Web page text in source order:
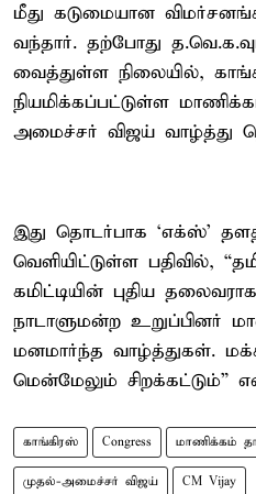
மீது கடுமையான
வந்தார். தற்போது
வைத்துள்ள நிலையில்,
நியமிக்கப்பட்டுள்ள
அமைச்சர் விஜய் வாழ்த்து
இது தொடர்பாக ‘எக்ஸ்’
வெளியிட்டுள்ள பதிவில்,
கமிட்டியின் புதிய
நாடாளுமன்ற உறுப்பினர்
மனமார்ந்த வாழ்த்துகள்.
மென்மேலும் சிறக்கட்டும்”
காங்கிரஸ் Congress மாணிக்கம்
முதல்-அமைச்சர் விஜய் CM Vijay